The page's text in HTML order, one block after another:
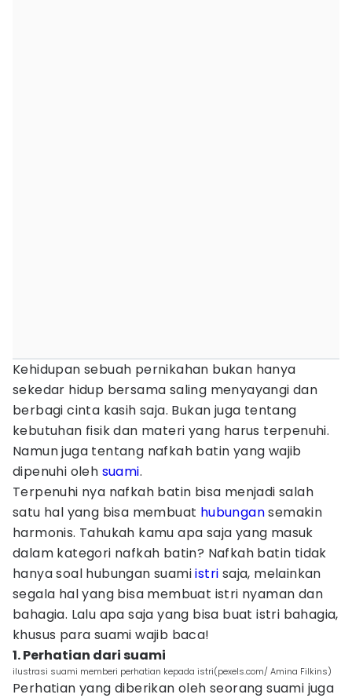
Kehidupan sebuah pernikahan bukan hanya
sekedar hidup bersama saling menyayangi dan
berbagi cinta kasih saja. Bukan juga tentang
kebutuhan fisik dan materi yang harus terpenuhi.
Namun juga tentang nafkah batin yang wajib
dipenuhi oleh suami.
Terpenuhi nya nafkah batin bisa menjadi salah
satu hal yang bisa membuat hubungansemakin
harmonis. Tahukah kamu apa saja yang masuk
dalam kategori nafkah batin? Nafkah batin tidak
hanya soal hubungan suamiistri saja, melainkan
segala hal yang bisa membuat istri nyaman dan
bahagia. Lalu apa saja yang bisa buat istri bahagia,
khusus para suami wajib baca!
1. Perhatian dari suami
ilustrasi suami memberi perhatian kepada istri(pexels.com/ Amina Filkins)
Perhatian yang diberikan oleh seorang suami juga